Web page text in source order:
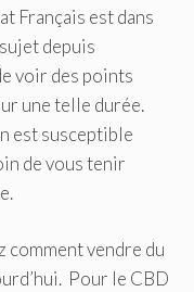
Français est dans
depuis
voir des points
une telle durée.
est susceptible
de vous tenir
comment vendre du
Pour le CBD